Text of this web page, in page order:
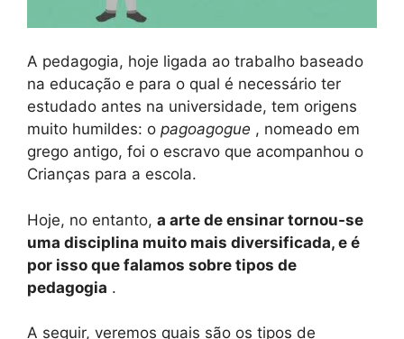
A pedagogia, hoje ligada ao trabalho baseado
na educação e para o qual é necessário ter
estudado antes na universidade, tem origens
muito humildes: o pagoagogue , nomeado em
grego antigo, foi o escravo que acompanhou o
Crianças para a escola.
Hoje, no entanto, a arte de ensinar tornou-se
uma disciplina muito mais diversificada, e é
por isso que falamos sobre tipos de
pedagogia .
A seguir, veremos quais são os tipos de